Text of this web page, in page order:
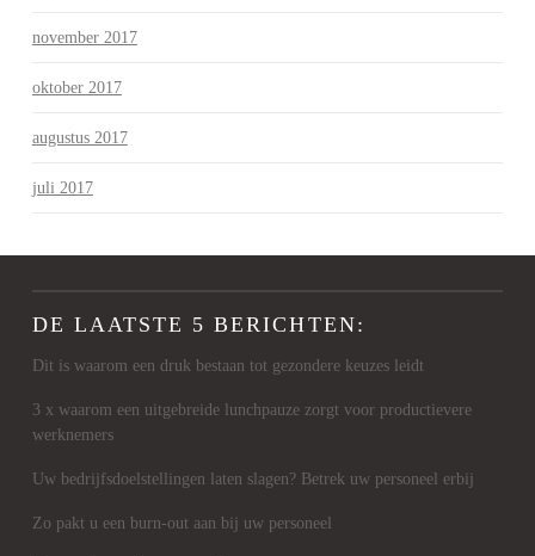
november 2017
oktober 2017
augustus 2017
juli 2017
DE LAATSTE 5 BERICHTEN:
Dit is waarom een druk bestaan tot gezondere keuzes leidt
3 x waarom een uitgebreide lunchpauze zorgt voor productievere
werknemers
Uw bedrijfsdoelstellingen laten slagen? Betrek uw personeel erbij
Zo pakt u een burn-out aan bij uw personeel